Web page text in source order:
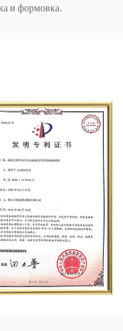
и формовка.